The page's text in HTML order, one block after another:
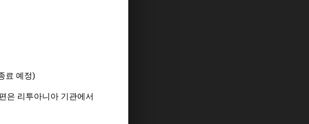
료 예정)
은 리투아니아 기관에서